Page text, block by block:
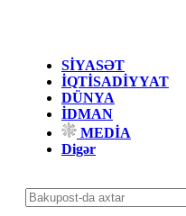
SİYASƏT
İQTİSADİYYAT
DÜNYA
İDMAN
MEDİA
Digər